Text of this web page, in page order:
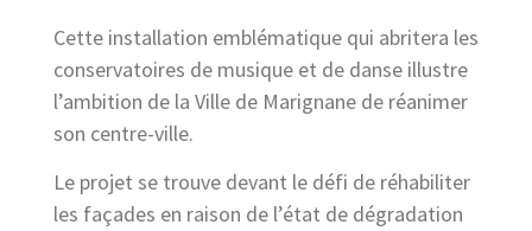
Cette installation emblématique qui abritera les
conservatoires de musique et de danse illustre
l’ambition de la Ville de Marignane de réanimer
son centre-ville.
Le projet se trouve devant le défi de réhabiliter
les façades en raison de l’état de dégradation